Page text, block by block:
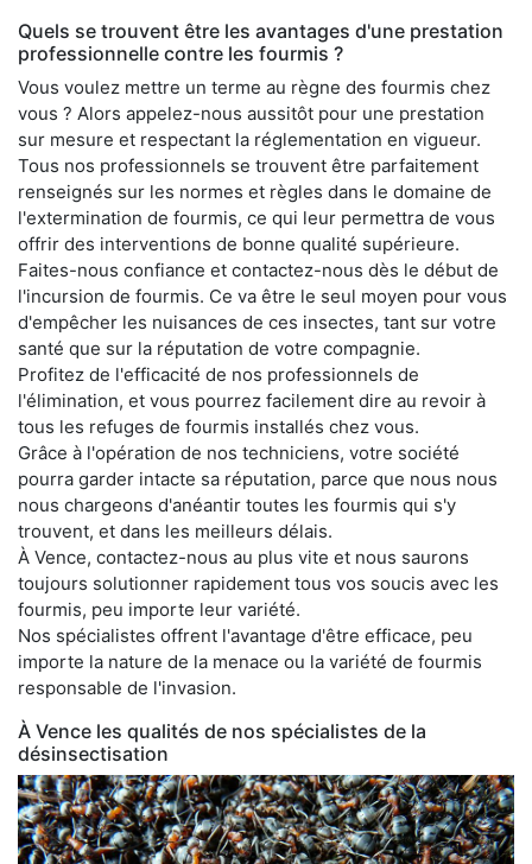
Quels se trouvent être les avantages d'une prestation
professionnelle contre les fourmis ?
Vous voulez mettre un terme au règne des fourmis chez
vous ? Alors appelez-nous aussitôt pour une prestation
sur mesure et respectant la réglementation en vigueur.
Tous nos professionnels se trouvent être parfaitement
renseignés sur les normes et règles dans le domaine de
l'extermination de fourmis, ce qui leur permettra de vous
offrir des interventions de bonne qualité supérieure.
Faites-nous confiance et contactez-nous dès le début de
l'incursion de fourmis. Ce va être le seul moyen pour vous
d'empêcher les nuisances de ces insectes, tant sur votre
santé que sur la réputation de votre compagnie.
Profitez de l'efficacité de nos professionnels de
l'élimination, et vous pourrez facilement dire au revoir à
tous les refuges de fourmis installés chez vous.
Grâce à l'opération de nos techniciens, votre société
pourra garder intacte sa réputation, parce que nous nous
nous chargeons d'anéantir toutes les fourmis qui s'y
trouvent, et dans les meilleurs délais.
À Vence, contactez-nous au plus vite et nous saurons
toujours solutionner rapidement tous vos soucis avec les
fourmis, peu importe leur variété.
Nos spécialistes offrent l'avantage d'être efficace, peu
importe la nature de la menace ou la variété de fourmis
responsable de l'invasion.
À Vence les qualités de nos spécialistes de la
désinsectisation